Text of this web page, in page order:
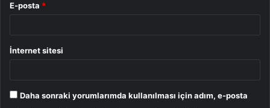
E-posta *
İnternet sitesi
Daha sonraki yorumlarımda kullanılması için adım, e-posta